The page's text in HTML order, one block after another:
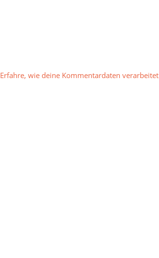
Erfahre, wie deine Kommentardaten verarbeitet